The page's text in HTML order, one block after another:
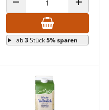
ANZAHL VERRINGERN ANZAHL
ab3Stück5% sparen